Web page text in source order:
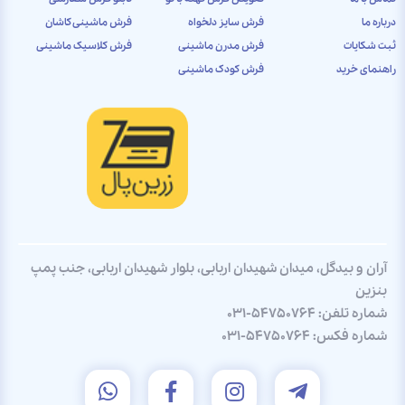
درباره ما
ثبت شکایات
راهنمای خرید
فرش سایز دلخواه
فرش مدرن ماشینی
فرش کودک ماشینی
فرش ماشینی کاشان
فرش کلاسیک ماشینی
آران و بیدگل، میدان شهیدان اربابی، بلوار شهیدان اربابی، جنب پمپ
بنزین
شماره تلفن: 031-54750764
شماره فکس: 031-54750764